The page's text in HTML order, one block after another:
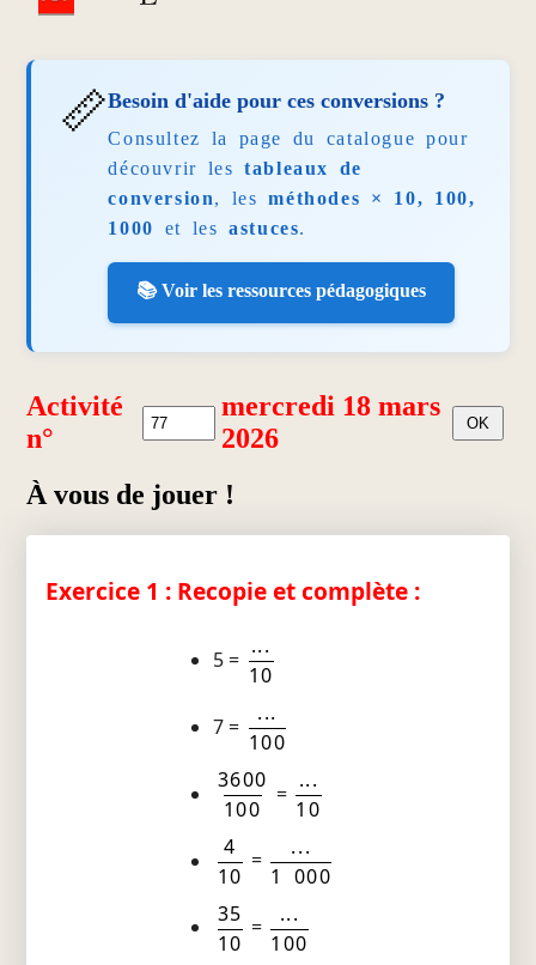
📏Besoin d'aide pour ces conversions ?
Consultez la page du catalogue pour
découvrir lestableaux de
conversion, lesméthodes × 10, 100,
1000
et lesastuces.
📚 Voir les ressources pédagogiques
Activité
n°
mercredi 18 mars
2026
À vous de jouer !
Exercice 1 : Recopie et complète :
5 =
...
10
7 =
...
100
3600
100
=
...
10
4
10
=
...
1 000
35
10
=
...
100